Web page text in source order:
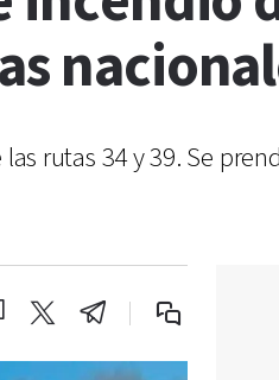
rutas 34 y 39. Se